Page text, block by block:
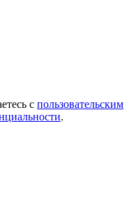
с пользовательским
.